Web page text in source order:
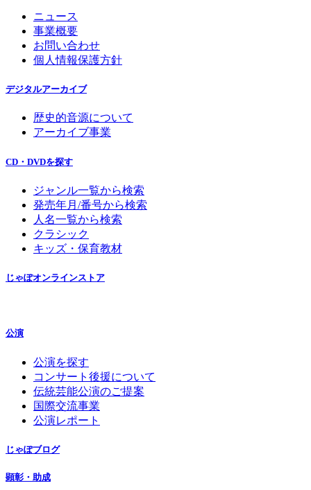
ニュース
事業概要
お問い合わせ
個人情報保護方針
デジタルアーカイブ
歴史的音源について
アーカイブ事業
CD・DVDを探す
ジャンル一覧から検索
発売年月/番号から検索
人名一覧から検索
クラシック
キッズ・保育教材
じゃぽオンラインストア
公演
公演を探す
コンサート後援について
伝統芸能公演のご提案
国際交流事業
公演レポート
じゃぽブログ
顕彰・助成